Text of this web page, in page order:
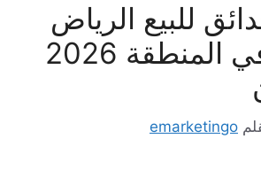
للبيع الرياض
الأرخص في المنطقة 2026
emarketingo